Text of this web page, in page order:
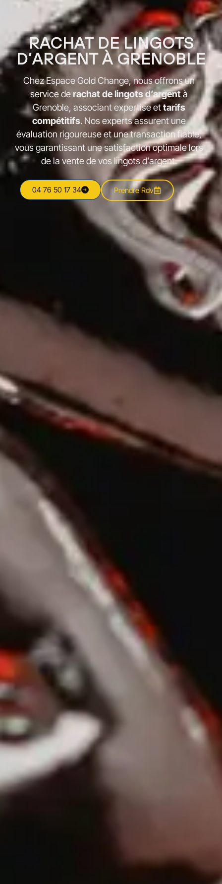
RACHAT DE LINGOTS
D’ARGENT À GRENOBLE
Chez Espace Gold Change, nous offrons un
service de rachat de lingots d’argentà
Grenoble, associant expertise ettarifs
compétitifs. Nos experts assurent une
évaluation rigoureuse et une transaction fiable,
vous garantissant une satisfaction optimale lors
de la vente de vos lingots d’argent.
04 76 50 17 34 Prendre Rdv